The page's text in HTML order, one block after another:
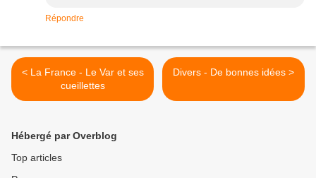
Répondre
< La France - Le Var et ses
cueillettes
Divers - De bonnes idées >
Hébergé par Overblog
Top articles